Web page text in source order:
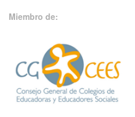
Miembro de: